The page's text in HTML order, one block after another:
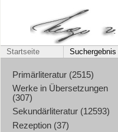
Startseite Suchergebnis
Primärliteratur (2515)
Werke in Übersetzungen
(307)
Sekundärliteratur (12593)
Rezeption (37)